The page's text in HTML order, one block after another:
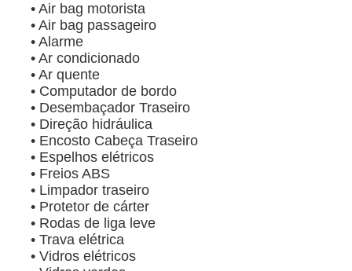
• Air bag motorista
• Air bag passageiro
• Alarme
• Ar condicionado
• Ar quente
• Computador de bordo
• Desembaçador Traseiro
• Direção hidráulica
• Encosto Cabeça Traseiro
• Espelhos elétricos
• Freios ABS
• Limpador traseiro
• Protetor de cárter
• Rodas de liga leve
• Trava elétrica
• Vidros elétricos